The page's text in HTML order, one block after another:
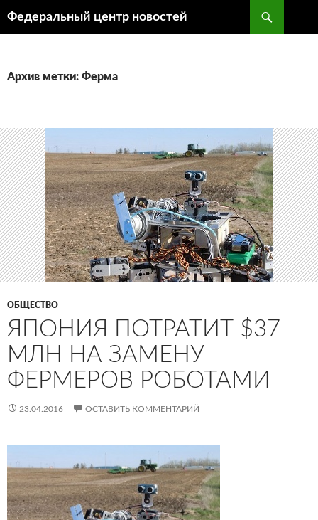
Федеральный центр новостей
Архив метки: Ферма
ОБЩЕСТВО
ЯПОНИЯ ПОТРАТИТ $37
МЛН НА ЗАМЕНУ
ФЕРМЕРОВ РОБОТАМИ
23.04.2016 ОСТАВИТЬ КОММЕНТАРИЙ